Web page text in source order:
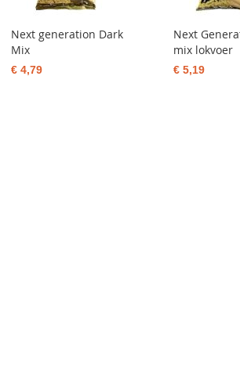
Next generation Dark
Mix
€ 4,79
Next
mix lokvoer
€ 5,19